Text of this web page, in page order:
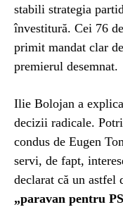
stabili strategia
învestitură. Cei 76
primit mandat clar
premierul desemnat.
Ilie Bolojan a
decizii radicale.
condus de Eugen
servi, de fapt,
declarat că un astfel
„paravan pentru